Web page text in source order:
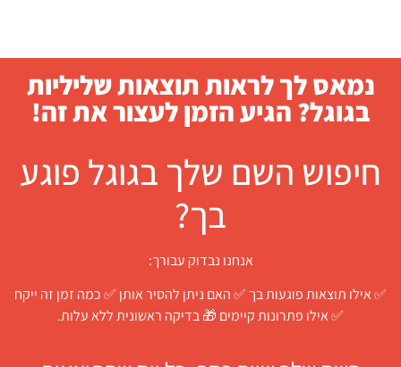
נמאס לך לראות תוצאות שליליות
בגוגל? הגיע הזמן לעצור את זה!
חיפוש השם שלך בגוגל פוגע
בך?
אנחנו נבדוק עבורך:
✅ אילו תוצאות פוגעות בך ✅ האם ניתן להסיר אותן ✅ כמה זמן זה ייקח
✅ אילו פתרונות קיימים 🎁 בדיקה ראשונית ללא עלות.